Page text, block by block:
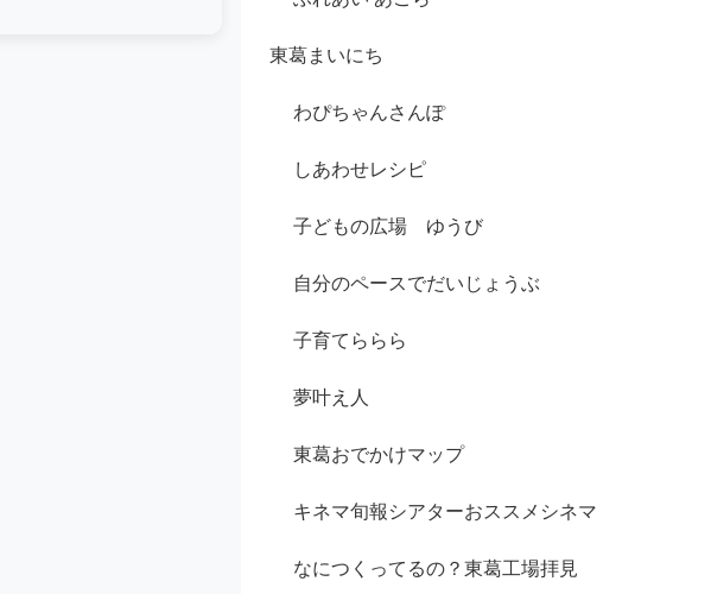
東葛まいにち
わぴちゃんさんぽ
しあわせレシピ
子どもの広場 ゆうび
自分のペースでだいじょうぶ
子育てららら
夢叶え人
東葛おでかけマップ
キネマ旬報シアターおススメシネマ
なにつくってるの？東葛工場拝見